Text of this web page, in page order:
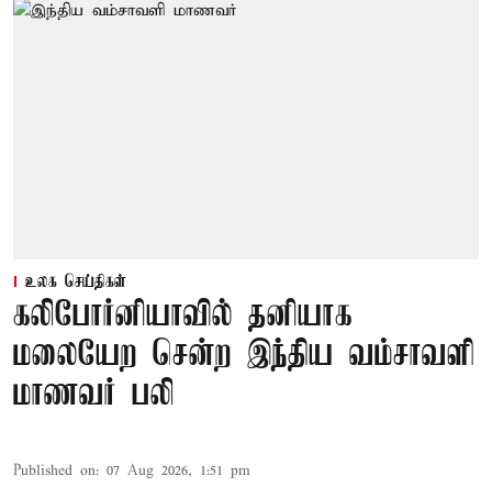
உலக செய்திகள்
கலிபோர்னியாவில் தனியாக
மலையேற சென்ற இந்திய வம்சாவளி
மாணவர் பலி
Published on: 07 Aug 2026, 1:51 pm